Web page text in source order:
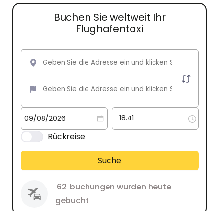
Buchen Sie weltweit Ihr
Flughafentaxi
Rückreise
Suche
62 buchungen wurden heute
gebucht